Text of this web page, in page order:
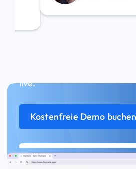
live.
Kostenfreie Demo buchen